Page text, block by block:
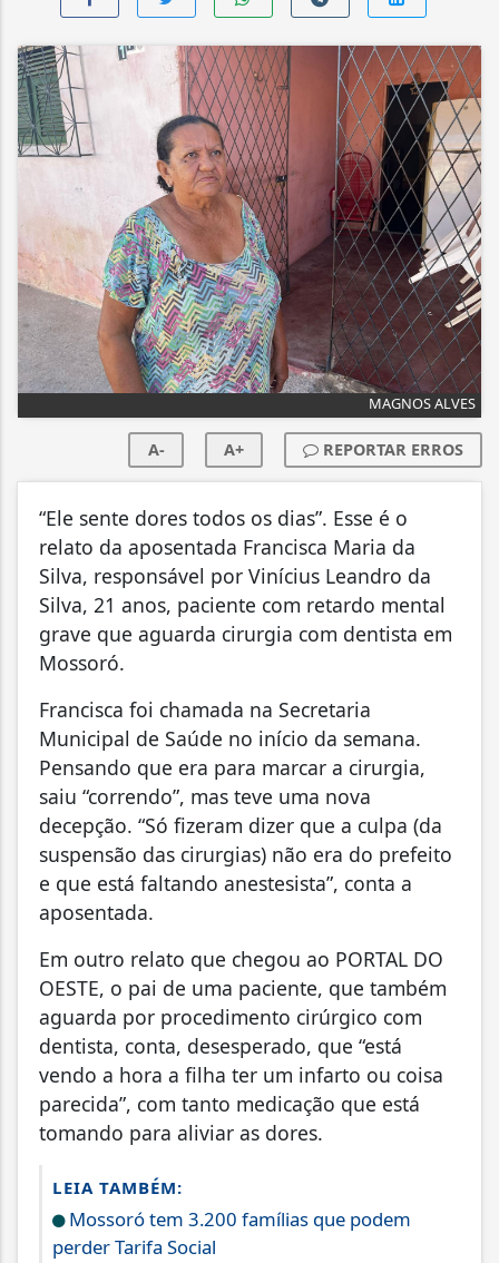
MAGNOS ALVES
A- A+ REPORTAR ERROS
“Ele sente dores todos os dias”. Esse é o
relato da aposentada Francisca Maria da
Silva, responsável por Vinícius Leandro da
Silva, 21 anos, paciente com retardo mental
grave que aguarda cirurgia com dentista em
Mossoró.
Francisca foi chamada na Secretaria
Municipal de Saúde no início da semana.
Pensando que era para marcar a cirurgia,
saiu “correndo”, mas teve uma nova
decepção. “Só fizeram dizer que a culpa (da
suspensão das cirurgias) não era do prefeito
e que está faltando anestesista”, conta a
aposentada.
Em outro relato que chegou ao PORTAL DO
OESTE, o pai de uma paciente, que também
aguarda por procedimento cirúrgico com
dentista, conta, desesperado, que “está
vendo a hora a filha ter um infarto ou coisa
parecida”, com tanto medicação que está
tomando para aliviar as dores.
LEIA TAMBÉM:
Mossoró tem 3.200 famílias que podem
perder Tarifa Social